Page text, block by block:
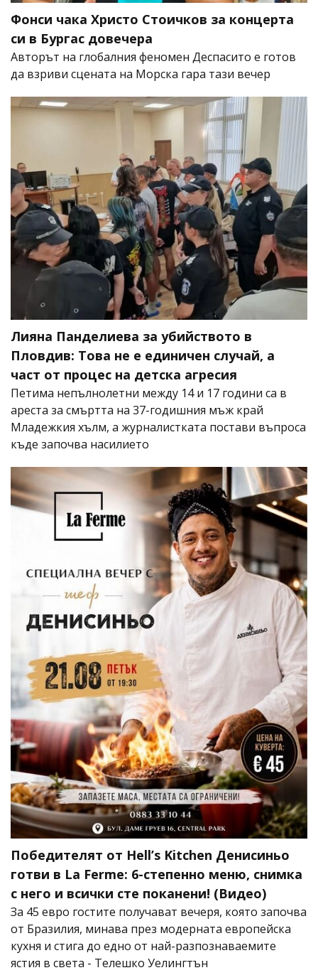
Фонси чака Христо Стоичков за концерта
си в Бургас довечера
Авторът на глобалния феномен Деспасито е готов
да взриви сцената на Морска гара тази вечер
Лияна Панделиева за убийството в
Пловдив: Това не е единичен случай, а
част от процес на детска агресия
Петима непълнолетни между 14 и 17 години са в
ареста за смъртта на 37-годишния мъж край
Младежкия хълм, а журналистката постави въпроса
къде започва насилието
Победителят от Hell’s Kitchen Денисиньо
готви в La Ferme: 6-степенно меню, снимка
с него и всички сте поканени! (Видео)
За 45 евро гостите получават вечеря, която започва
от Бразилия, минава през модерната европейска
кухня и стига до едно от най-разпознаваемите
ястия в света - Телешко Уелингтън